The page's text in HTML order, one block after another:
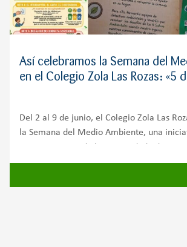
Así celebramos la Semana del
en el Colegio Zola Las Rozas: «5
Del 2 al 9 de junio, el Colegio Zola Las
la Semana del Medio Ambiente, una
importancia de cuidar nuestro planeta y